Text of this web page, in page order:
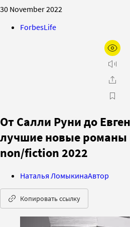
30 November 2022
ForbesLife
От Салли Руни до
лучшие новые романы
non/fiction 2022
Наталья ЛомыкинаАвтор
Копировать ссылку